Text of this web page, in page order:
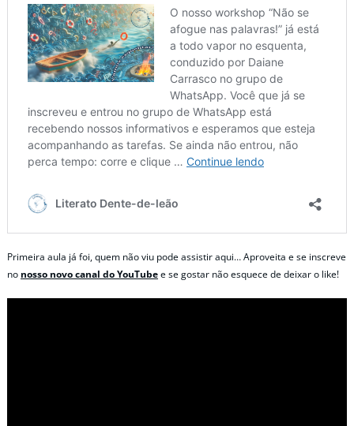
Primeira aula já foi, quem não viu pode assistir aqui… Aproveita e se inscreve
no nosso novo canal do YouTubee se gostar não esquece de deixar o like!